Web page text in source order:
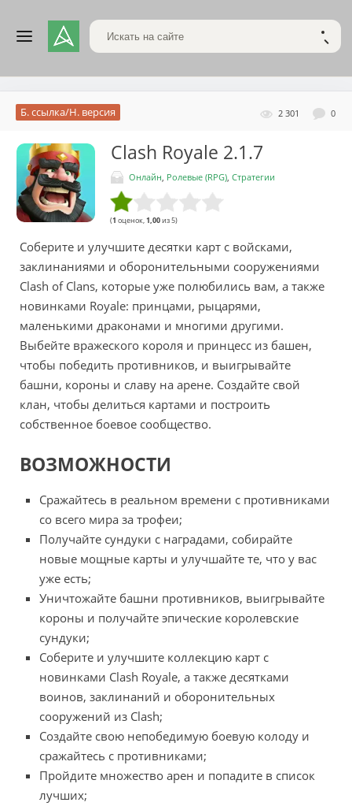
Поиск по сайту
2 301 0
Б. ссылка/Н. версия
Clash Royale 2.1.7
Онлайн Ролевые (RPG) Стратегии
(1 оценок, 1,00из 5)
Соберите и улучшите десятки карт с войсками,
заклинаниями и оборонительными сооружениями
Clash of Clans, которые уже полюбились вам, а также
новинками Royale: принцами, рыцарями,
маленькими драконами и многими другими.
Выбейте вражеского короля и принцесс из башен,
чтобы победить противников, и выигрывайте
башни, короны и славу на арене. Создайте свой
клан, чтобы делиться картами и построить
собственное боевое сообщество.
ВОЗМОЖНОСТИ
Сражайтесь в реальном времени с противниками
со всего мира за трофеи;
Получайте сундуки с наградами, собирайте
новые мощные карты и улучшайте те, что у вас
уже есть;
Уничтожайте башни противников, выигрывайте
короны и получайте эпические королевские
сундуки;
Соберите и улучшите коллекцию карт с
новинками Clash Royale, а также десятками
воинов, заклинаний и оборонительных
сооружений из Clash;
Создайте свою непобедимую боевую колоду и
сражайтесь с противниками;
Пройдите множество арен и попадите в список
лучших;